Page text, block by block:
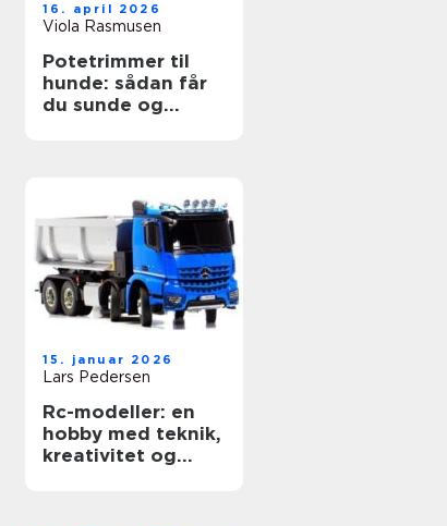
16. april 2026
Viola Rasmusen
Potetrimmer til
hunde: sådan får
du sunde og
15. januar 2026
Lars Pedersen
Rc-modeller: en
hobby med teknik,
kreativitet og